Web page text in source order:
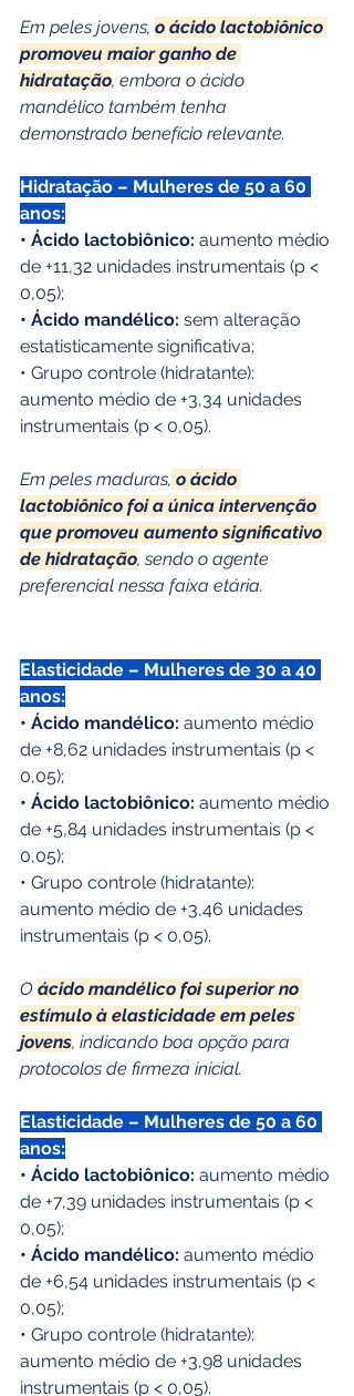
Em peles jovens, o ácido lactobiônico
promoveu maior ganho de
hidratação, embora o ácido
mandélico também tenha
demonstrado benefício relevante.
Hidratação – Mulheres de 50 a 60
anos:
• Ácido lactobiônico: aumento médio
de +11,32 unidades instrumentais (p <
0,05);
• Ácido mandélico: sem alteração
estatisticamente significativa;
• Grupo controle (hidratante):
aumento médio de +3,34 unidades
instrumentais (p < 0,05).
Em peles maduras, o ácido
lactobiônico foi a única intervenção
que promoveu aumento significativo
de hidratação, sendo o agente
preferencial nessa faixa etária.
Elasticidade – Mulheres de 30 a 40
anos:
• Ácido mandélico: aumento médio
de +8,62 unidades instrumentais (p <
0,05);
• Ácido lactobiônico: aumento médio
de +5,84 unidades instrumentais (p <
0,05);
• Grupo controle (hidratante):
aumento médio de +3,46 unidades
instrumentais (p < 0,05).
O ácido mandélico foi superior no
estímulo à elasticidade em peles
jovens, indicando boa opção para
protocolos de firmeza inicial.
Elasticidade – Mulheres de 50 a 60
anos:
• Ácido lactobiônico: aumento médio
de +7,39 unidades instrumentais (p <
0,05);
• Ácido mandélico: aumento médio
de +6,54 unidades instrumentais (p <
0,05);
• Grupo controle (hidratante):
aumento médio de +3,98 unidades
instrumentais (p < 0,05).